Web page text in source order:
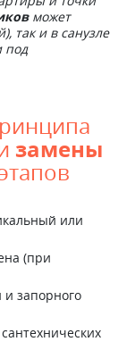
может
так и в санузле
под
замены
или
(при
и запорного